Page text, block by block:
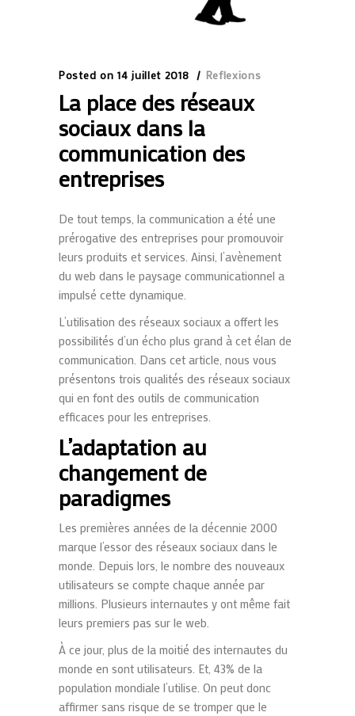
Posted on 14 juillet 2018 Reflexions
La place des réseaux
sociaux dans la
communication des
entreprises
De tout temps, la communication a été une
prérogative des entreprises pour promouvoir
leurs produits et services. Ainsi, l’avènement
du web dans le paysage communicationnel a
impulsé cette dynamique.
L’utilisation des réseaux sociaux a offert les
possibilités d’un écho plus grand à cet élan de
communication. Dans cet article, nous vous
présentons trois qualités des réseaux sociaux
qui en font des outils de communication
efficaces pour les entreprises.
L’adaptation au
changement de
paradigmes
Les premières années de la décennie 2000
marque l’essor des réseaux sociaux dans le
monde. Depuis lors, le nombre des nouveaux
utilisateurs se compte chaque année par
millions. Plusieurs internautes y ont même fait
leurs premiers pas sur le web.
À ce jour, plus de la moitié des internautes du
monde en sont utilisateurs. Et, 43% de la
population mondiale l’utilise. On peut donc
affirmer sans risque de se tromper que le